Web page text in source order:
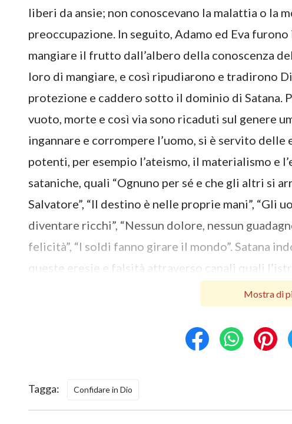
liberi da ansie; non conoscevano la malattia o la
preoccupazione. In seguito, Adamo ed Eva
mangiare il frutto dall’albero della conoscenza
loro di mangiare, e così ripudiarono e tradirono
protezione e caddero sotto il dominio di Satana.
vuoto, morte e così via sono ricaduti sul genere
ingannare e corrompere l’uomo, si è servito
potenti, per esempio l’ateismo, il materialismo e
sataniche, quali “Ognuno per sé e che gli altri si
Salvatore”, “Il destino è nelle proprie mani”, “Gli
diventare ricchi”, “Nessun dolore, nessun
felicità”, “I soldi fanno girare il mondo”. Satana
queste eresie e falsità attraverso canali quali
la comunicazione negli ambienti sociali. Una
tali eresie e falsità, rinneghiamo l’esistenza di
sia Dio a provvedere a noi e a sostenerci e non
singolo destino. Per vivere, facciamo invece
fama, la fortuna e la posizione sociale. Per
Mostra di
Tagga: Confidare in Dio